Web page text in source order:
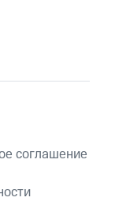
соглашение